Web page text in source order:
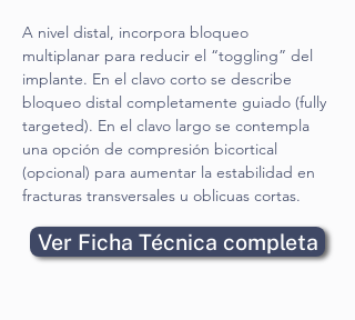
A nivel distal, incorpora bloqueo
multiplanar para reducir el “toggling” del
implante. En el clavo corto se describe
bloqueo distal completamente guiado (fully
targeted). En el clavo largo se contempla
una opción de compresión bicortical
(opcional) para aumentar la estabilidad en
fracturas transversales u oblicuas cortas.
Ver Ficha Técnica completa